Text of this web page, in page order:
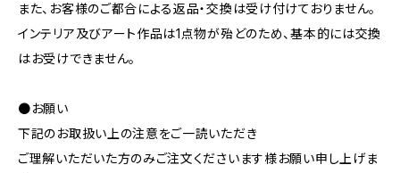
また、お客様のご都合による返品・交換は受け付けておりません。
インテリア及びアート作品は1点物が殆どのため、基本的には交換
はお受けできません。
●お願い
下記のお取扱い上の注意をご一読いただき
ご理解いただいた方のみご注文くださいます様お願い申し上げま